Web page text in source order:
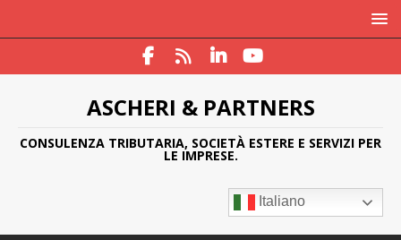
ASCHERI & PARTNERS
CONSULENZA TRIBUTARIA, SOCIETÀ ESTERE E SERVIZI PER
LE IMPRESE.
Italiano